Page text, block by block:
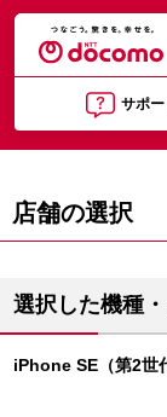
サポー
店舗の選択
選択した機種
iPhone SE（第2世